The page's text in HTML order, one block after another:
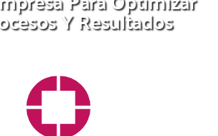
Y Resultados